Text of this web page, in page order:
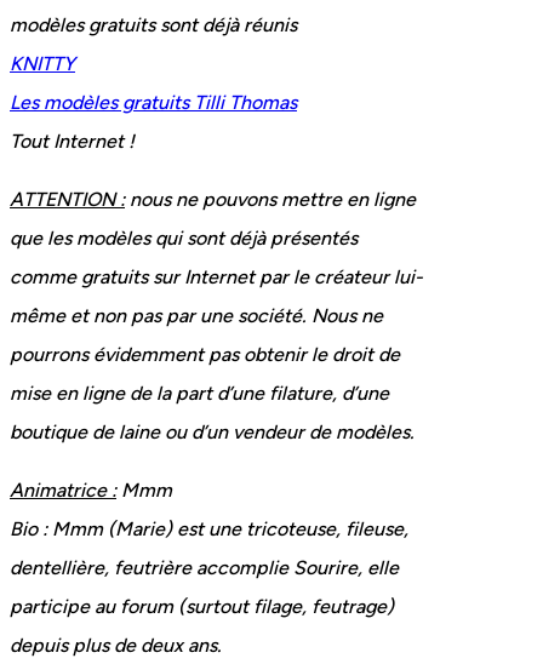
modèles gratuits sont déjà réunis
KNITTY
Les modèles gratuits Tilli Thomas
Tout Internet !
ATTENTION :nous ne pouvons mettre en ligne
que les modèles qui sont déjà présentés
comme gratuits sur Internet par le créateur lui-
même et non pas par une société. Nous ne
pourrons évidemment pas obtenir le droit de
mise en ligne de la part d’une filature, d’une
boutique de laine ou d’un vendeur de modèles.
Animatrice :Mmm
Bio : Mmm (Marie) est une tricoteuse, fileuse,
dentellière, feutrière accomplie Sourire, elle
participe au forum (surtout filage, feutrage)
depuis plus de deux ans.